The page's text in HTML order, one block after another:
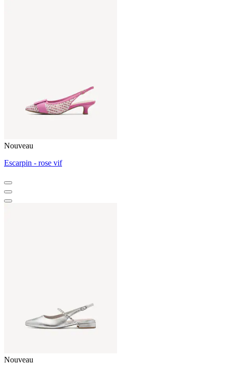
Nouveau
Escarpin - rose vif
Nouveau